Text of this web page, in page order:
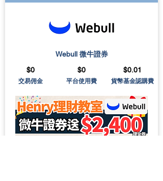
Webull 微牛證券
$0
$0 $0.01
交易佣金 平台使用費 貨幣基金認購費